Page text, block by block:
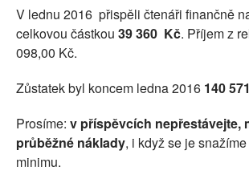
SOCIÁLNÍ SÍTĚ
PLNÁ VERZE STRÁNEK
V lednu 2016 přispěli čtenáři finančně
celkovou částkou 39 360 Kč. Příjem z
098,00 Kč.
Zůstatek byl koncem ledna 2016 140
Prosíme: v příspěvcích nepřestávejte,
průběžné náklady, i když se je
minimu.